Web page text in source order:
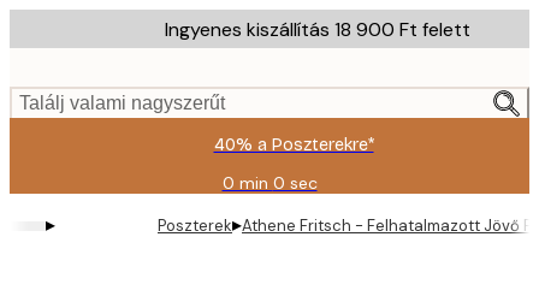
to
content.
Ingyenes kiszállítás 18 900 Ft felett
Találj valami nagyszerűt
40% a Poszterekre*
0 min 0 sec
Érvényes:
2026-
08-
▸ Poszterek▸Athene Fritsch - Felhatalmazott Jövő